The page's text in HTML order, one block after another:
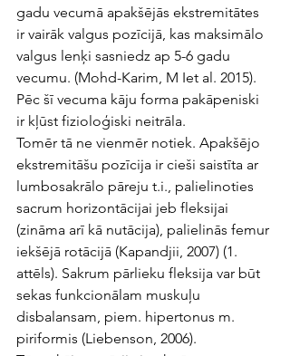
gadu vecumā apakšējās ekstremitātes
ir vairāk valgus pozīcijā, kas maksimālo
valgus lenķi sasniedz ap 5-6 gadu
vecumu. (Mohd-Karim, M Iet al. 2015).
Pēc šī vecuma kāju forma pakāpeniski
ir kļūst fizioloģiski neitrāla.
Tomēr tā ne vienmēr notiek. Apakšējo
ekstremitāšu pozīcija ir cieši saistīta ar
lumbosakrālo pāreju t.i., palielinoties
sacrum horizontācijai jeb fleksijai
(zināma arī kā nutācija), palielinās femur
iekšējā rotācijā (Kapandjii, 2007) (1.
attēls). Sakrum pārlieku fleksija var būt
sekas funkcionālam muskuļu
disbalansam, piem. hipertonus m.
piriformis (Liebenson, 2006).